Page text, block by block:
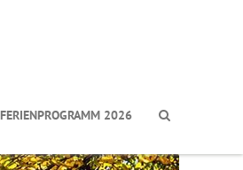
FERIENPROGRAMM 2026